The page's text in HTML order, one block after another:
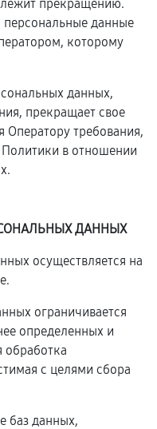
прекращению.
персональные данные
которому
данных,
прекращает свое
Оператору требования,
в отношении
ДАННЫХ
осуществляется на
ограничивается
определенных и
обработка
с целями сбора
баз данных,